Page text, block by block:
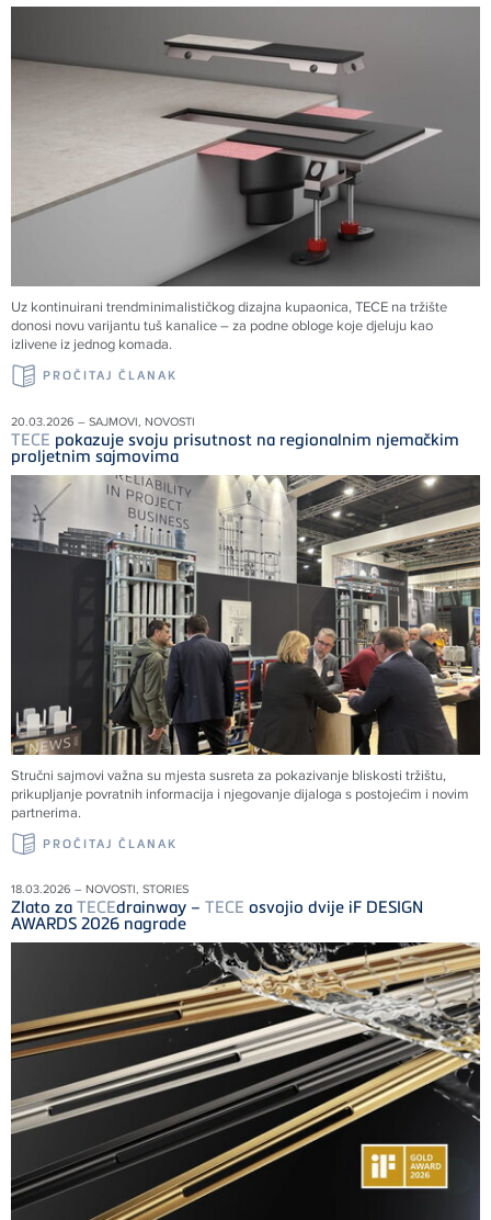
Uz kontinuirani trendminimalističkog dizajna kupaonica, TECE na tržište
donosi novu varijantu tuš kanalice – za podne obloge koje djeluju kao
izlivene iz jednog komada.
PROČITAJ ČLANAK
20.03.2026 – SAJMOVI, NOVOSTI
TECE pokazuje svoju prisutnost na regionalnim njemačkim
proljetnim sajmovima
Stručni sajmovi važna su mjesta susreta za pokazivanje bliskosti tržištu,
prikupljanje povratnih informacija i njegovanje dijaloga s postojećim i novim
partnerima.
PROČITAJ ČLANAK
18.03.2026 – NOVOSTI, STORIES
Zlato za TECEdrainway – TECE osvojio dvije iF DESIGN
AWARDS 2026 nagrade